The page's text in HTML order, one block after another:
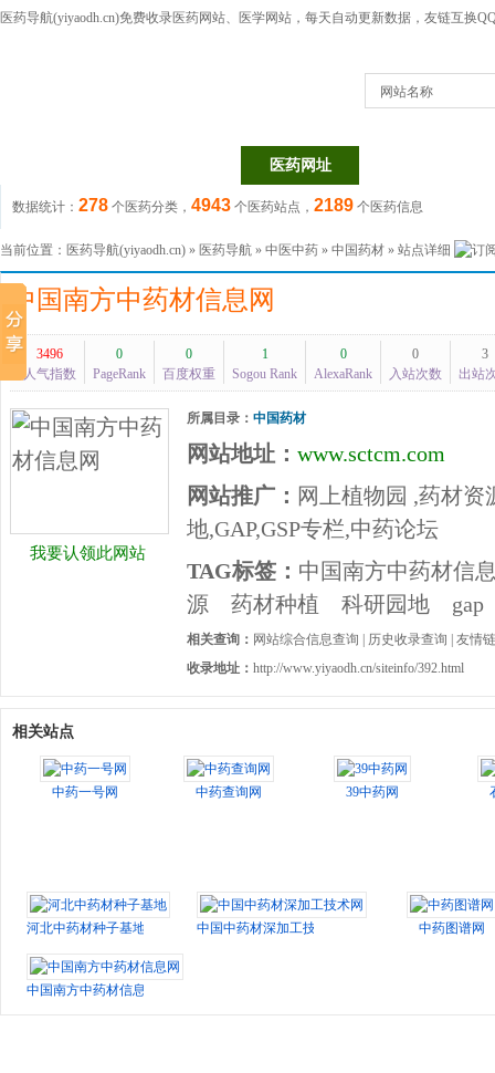
医药导航(yiyaodh.cn)免费收录医药网站、医学网站，每天自动更新数据，友链互换
网站名称
医药网址
数据统计： 278 个医药分类， 4943 个医药站点， 2189 个医药信息
当前位置： 医药导航(yiyaodh.cn) » 医药导航 » 中医中药 » 中国药材 » 站点详细
中国南方中药材信息网
3496
人气指数
0
PageRank
0
百度权重
1
Sogou Rank
0
AlexaRank
0
入站次数
3
出站
我要认领此网站
所属目录： 中国药材
网站地址： www.sctcm.com
网站推广： 网上植物园 ,药材
地,GAP,GSP专栏,中药论坛
TAG标签： 中国南方中药材信
源
药材种植 科研园地 gap
相关查询： 网站综合信息查询 历史收录查询
友情
收录地址： http://www.yiyaodh.cn/siteinfo/392.html
相关站点
中药一号网 中药查询网 39中药网
河北中药材种子基地 中国中药材深加工技术网 中药图谱网
中国南方中药材信息网